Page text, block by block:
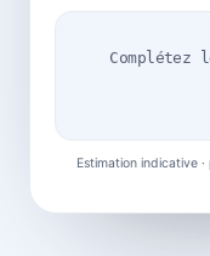
Estimation indicative